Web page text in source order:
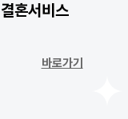
결혼서비스
바로가기